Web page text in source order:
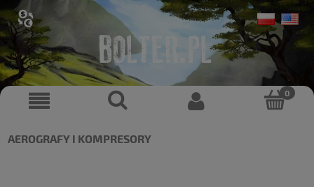
AEROGRAFY I KOMPRESORY